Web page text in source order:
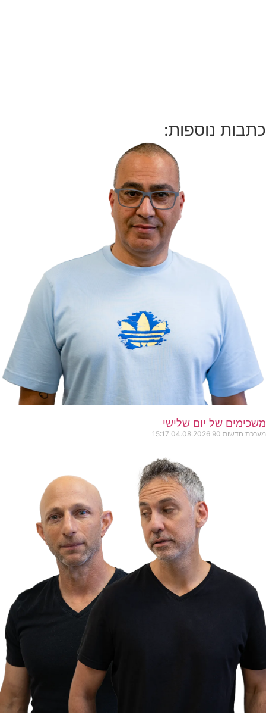
כתבות נוספות:
משכימים של יום שלישי
מערכת חדשות 90 04.08.2026
15:17